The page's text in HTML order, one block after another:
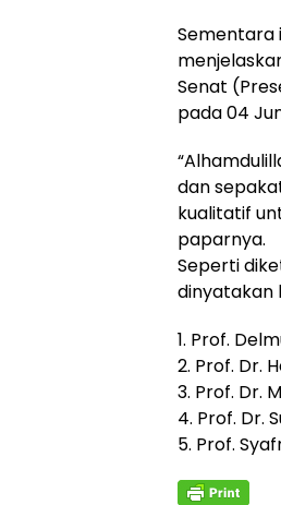
Sementara
Senat
pada 04
dan
kualitatif
paparnya.
Seperti
dinyatakan
1. Prof.
2. Prof. Dr.
3. Prof. Dr.
4. Prof. Dr.
5. Prof.